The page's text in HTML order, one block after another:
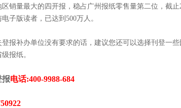
销量最大的四开报，稳占广州报纸零售量第二位，截
子版读者，已达到500万人。
登报补办单位没有要求的话，建议您还可以选择刊登一
报纸。
报电话:400-9988-684